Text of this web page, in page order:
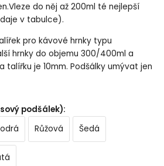
do něj až 200ml té nejlepší
v tabulce).
pro kávové hrnky typu
hrnky do objemu 300/400ml a
talířku je 10mm. Podšálky umývat jen
podšálek):
Růžová Šedá